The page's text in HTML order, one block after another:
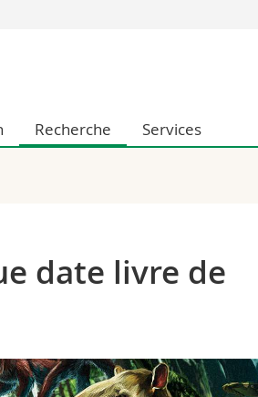
et management
Médias
Chercheurs
Recherche Services
date livre de